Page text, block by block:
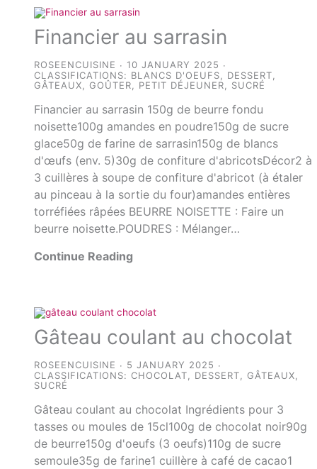
Financier au sarrasin
ROSEENCUISINE
10 JANUARY 2025
CLASSIFICATIONS: BLANCS D'OEUFS DESSERT
GÂTEAUX ,GOÛTER PETIT DÉJEUNER SUCRÉ
Financier au sarrasin 150g de beurre fondu
noisette100g amandes en poudre150g de sucre
glace50g de farine de sarrasin150g de blancs
d'œufs (env. 5)30g de confiture d'abricotsDécor2 à
3 cuillères à soupe de confiture d'abricot (à étaler
au pinceau à la sortie du four)amandes entières
torréfiées râpées BEURRE NOISETTE : Faire un
beurre noisette.POUDRES : Mélanger…
Continue Reading
Gâteau coulant au chocolat
ROSEENCUISINE
5 JANUARY 2025
CLASSIFICATIONS:CHOCOLAT DESSERT ,GÂTEAUX
SUCRÉ
Gâteau coulant au chocolat Ingrédients pour 3
tasses ou moules de 15cl100g de chocolat noir90g
de beurre150g d'oeufs (3 oeufs)110g de sucre
semoule35g de farine1 cuillère à café de cacao1